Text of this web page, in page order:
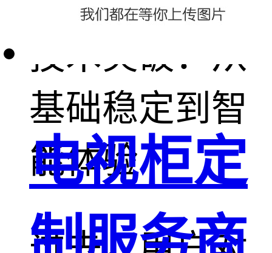
技术突破：从
基础稳定到智
能体验
电视柜定